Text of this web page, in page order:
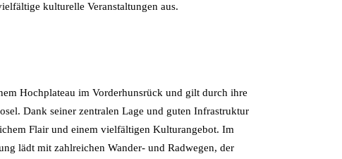
kulturelle Veranstaltungen aus.
Hochplateau im Vorderhunsrück und gilt durch ihre
Dank seiner zentralen Lage und guten Infrastruktur
Flair und einem vielfältigen Kulturangebot. Im
lädt mit zahlreichen Wander- und Radwegen, der